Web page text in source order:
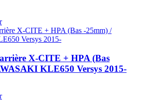
X-CITE + HPA (Bas
KLE650 Versys 2015-